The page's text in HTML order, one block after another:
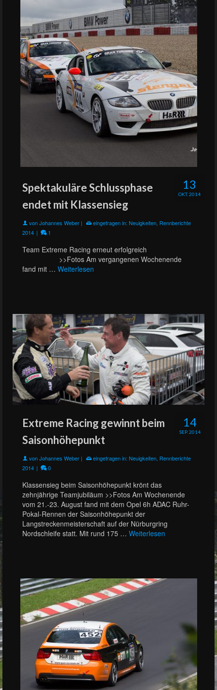
13
OKT. 2014
Spektakuläre Schlussphase
endet mit Klassensieg
vonJohannes Weber | eingetragen in: Neuigkeiten, Rennberichte
2014 | 1
Team Extreme Racing erneut erfolgreich
>>Fotos Am vergangenen Wochenende
fand mit … Weiterlesen
14
SEP. 2014
Extreme Racing gewinnt beim
Saisonhöhepunkt
vonJohannes Weber | eingetragen in: Neuigkeiten, Rennberichte
2014 | 0
Klassensieg beim Saisonhöhepunkt krönt das
zehnjährige Teamjubiläum >>Fotos Am Wochenende
vom 21.-23. August fand mit dem Opel 6h ADAC Ruhr-
Pokal-Rennen der Saisonhöhepunkt der
Langstreckenmeisterschaft auf der Nürburgring
Nordschleife statt. Mit rund 175 … Weiterlesen